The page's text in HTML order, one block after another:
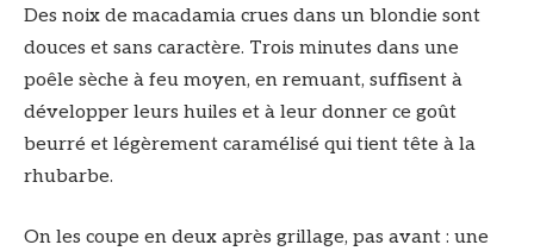
Des noix de macadamia crues dans un blondie sont
douces et sans caractère. Trois minutes dans une
poêle sèche à feu moyen, en remuant, suffisent à
développer leurs huiles et à leur donner ce goût
beurré et légèrement caramélisé qui tient tête à la
rhubarbe.
On les coupe en deux après grillage, pas avant : une